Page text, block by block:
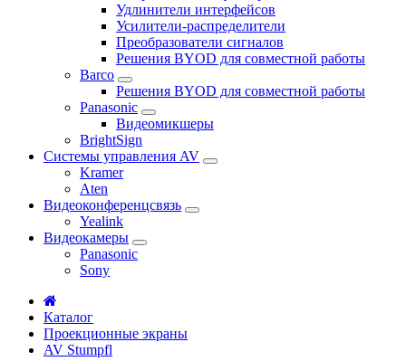
Удлинители интерфейсов
Усилители-распределители
Преобразователи сигналов
Решения BYOD для совместной работы
Barco
Решения BYOD для совместной работы
Panasonic
Видеомикшеры
BrightSign
Системы управления AV
Kramer
Aten
Видеоконференцсвязь
Yealink
Видеокамеры
Panasonic
Sony
Каталог
Проекционные экраны
AV Stumpfl